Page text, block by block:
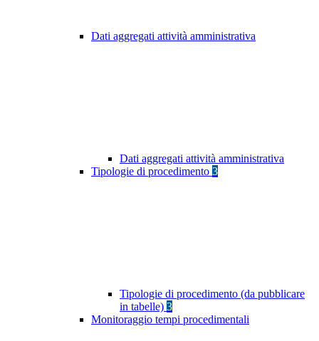
Dati aggregati attività amministrativa
Dati aggregati attività amministrativa
Tipologie di procedimento 3
Tipologie di procedimento (da pubblicare
in tabelle) 3
Monitoraggio tempi procedimentali